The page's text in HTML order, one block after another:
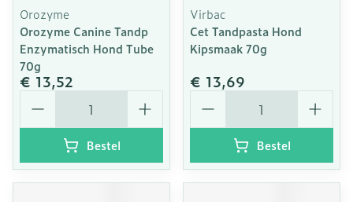
Orozyme
Orozyme Canine Tandp
Enzymatisch Hond Tube
70g
€ 13,52
Aantal
Bestel
Virbac
Cet Tandpasta Hond
Kipsmaak 70g
€ 13,69
Aantal
Bestel